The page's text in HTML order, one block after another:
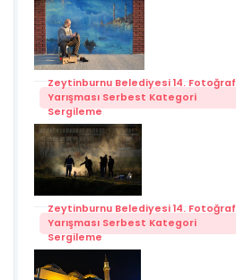
Zeytinburnu Belediyesi 14. Fotoğraf
Yarışması Serbest Kategori
Sergileme
Zeytinburnu Belediyesi 14. Fotoğraf
Yarışması Serbest Kategori
Sergileme